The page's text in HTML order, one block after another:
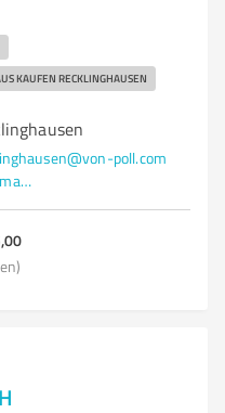
KAUFEN RECKLINGHAUSEN
poll.com
www.von-poll.com/de/immobilienmakler/recklinghausen